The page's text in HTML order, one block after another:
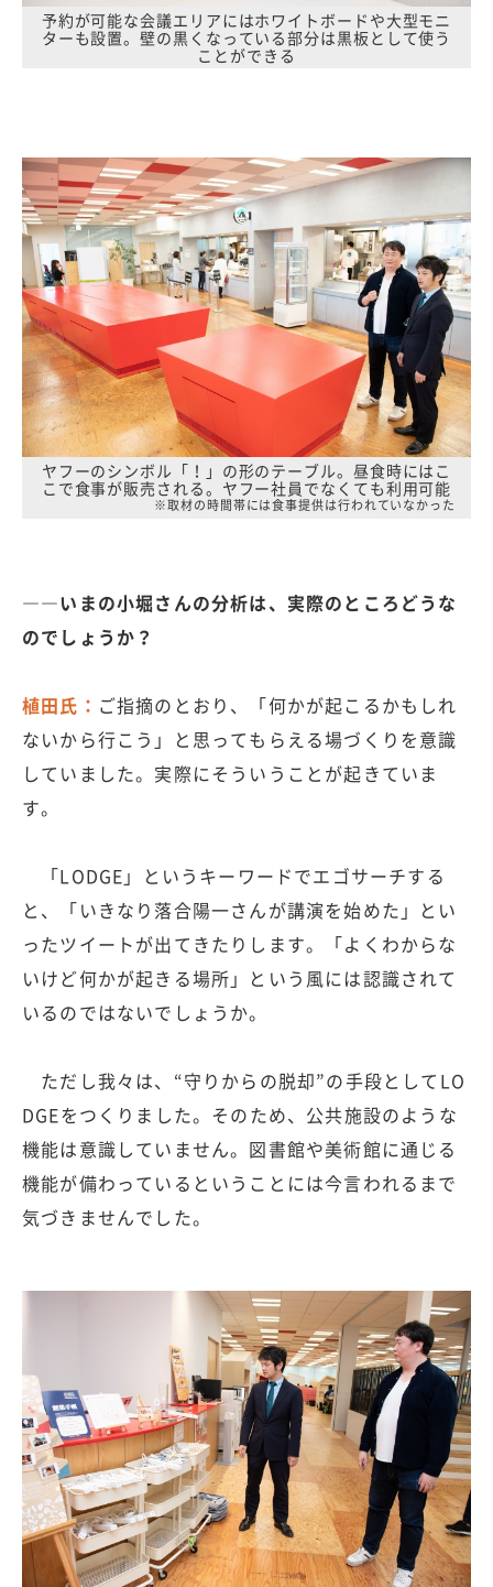
予約が可能な会議エリアにはホワイトボードや大型モニ
ターも設置。壁の黒くなっている部分は黒板として使う
ことができる
ヤフーのシンボル「！」の形のテーブル。昼食時にはこ
こで食事が販売される。ヤフー社員でなくても利用可能
※取材の時間帯には食事提供は行われていなかった
――いまの小堀さんの分析は、実際のところどうな
のでしょうか？
植田氏： ご指摘のとおり、「何かが起こるかもしれ
ないから行こう」と思ってもらえる場づくりを意識
していました。実際にそういうことが起きていま
す。
「LODGE」というキーワードでエゴサーチする
と、「いきなり落合陽一さんが講演を始めた」とい
ったツイートが出てきたりします。「よくわからな
いけど何かが起きる場所」という風には認識されて
いるのではないでしょうか。
ただし我々は、“守りからの脱却”の手段としてLO
DGEをつくりました。そのため、公共施設のような
機能は意識していません。図書館や美術館に通じる
機能が備わっているということには今言われるまで
気づきませんでした。